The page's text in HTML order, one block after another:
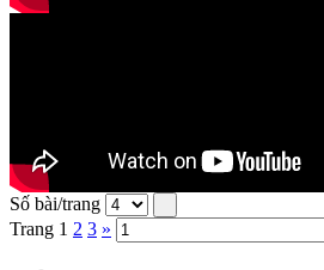
Số bài/trang
Trang 1 2 3 »